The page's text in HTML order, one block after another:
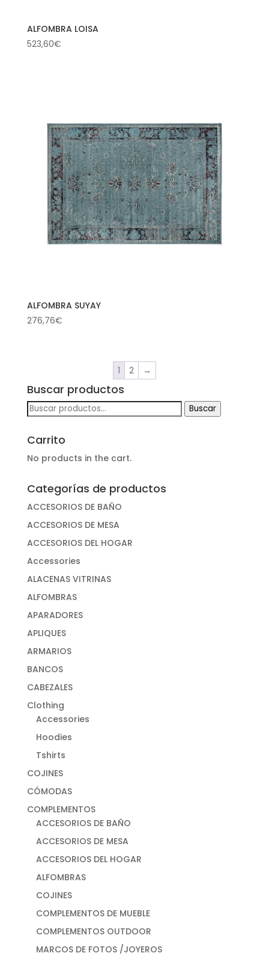
ALFOMBRA LOISA
523,60€
ALFOMBRA SUYAY
276,76€
1 2 →
Buscar productos
Buscar
por:
Buscar
Carrito
No products in the cart.
Categorías de productos
ACCESORIOS DE BAÑO
ACCESORIOS DE MESA
ACCESORIOS DEL HOGAR
Accessories
ALACENAS VITRINAS
ALFOMBRAS
APARADORES
APLIQUES
ARMARIOS
BANCOS
CABEZALES
Clothing
Accessories
Hoodies
Tshirts
COJINES
CÓMODAS
COMPLEMENTOS
ACCESORIOS DE BAÑO
ACCESORIOS DE MESA
ACCESORIOS DEL HOGAR
ALFOMBRAS
COJINES
COMPLEMENTOS DE MUEBLE
COMPLEMENTOS OUTDOOR
MARCOS DE FOTOS /JOYEROS